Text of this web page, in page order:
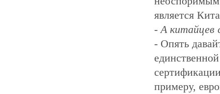
является
- А китайцев
- Опять
примеру,